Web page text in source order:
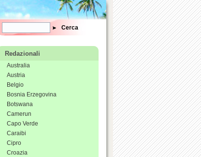
Form di ricerca
Cerca
Redazionali
Australia
Austria
Belgio
Bosnia Erzegovina
Botswana
Camerun
Capo Verde
Caraibi
Cipro
Croazia